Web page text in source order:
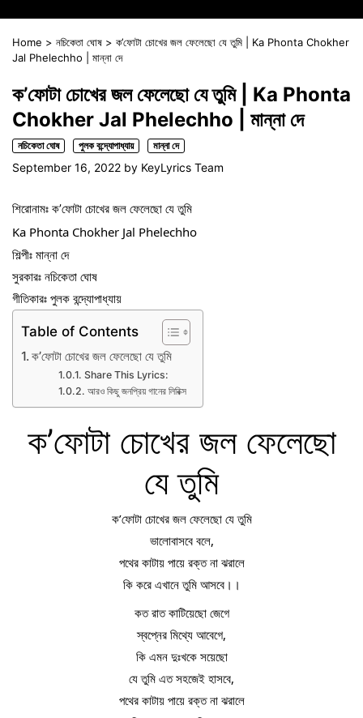
Home > নচিকেতা ঘোষ > ক’ফোটা চোখের জল ফেলেছো যে তুমি | Ka Phonta Chokher
Jal Phelechho | মান্না দে
ক’ফোটা চোখের জল ফেলেছো যে তুমি | Ka Phonta
Chokher Jal Phelechho | মান্না দে
নচিকেতা ঘোষ পুলক বন্দ্যোপাধ্যায় মান্না দে
September 16, 2022 by KeyLyrics Team
শিরোনামঃ ক’ফোটা চোখের জল ফেলেছো যে তুমি
Ka Phonta Chokher Jal Phelechho
শিল্পীঃ মান্না দে
সুরকারঃ নচিকেতা ঘোষ
গীতিকারঃ পুলক বন্দ্যোপাধ্যায়
Table of Contents
ক’ফোটা চোখের জল ফেলেছো যে তুমি
Share This Lyrics:
আরও কিছু জনপ্রিয় গানের লিরিক্স
ক’ফোটা চোখের জল ফেলেছো
যে তুমি
ক’ফোটা চোখের জল ফেলেছো যে তুমি
ভালোবাসবে বলে,
পথের কাটায় পায়ে রক্ত না ঝরালে
কি করে এখানে তুমি আসবে।।
কত রাত কাটিয়েছো জেগে
স্বপ্নের মিথ্যে আবেগে,
কি এমন দুঃখকে সয়েছো
যে তুমি এত সহজেই হাসবে,
পথের কাটায় পায়ে রক্ত না ঝরালে